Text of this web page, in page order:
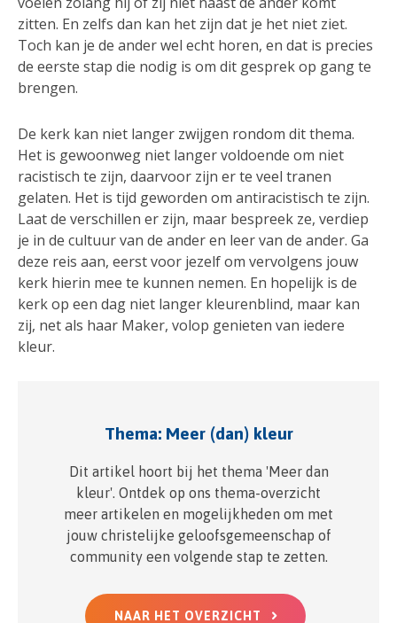
zitten. En zelfs dan kan het zijn dat je het niet ziet.
Toch kan je de ander wel echt horen, en dat is precies
de eerste stap die nodig is om dit gesprek op gang te
brengen.
De kerk kan niet langer zwijgen rondom dit thema.
Het is gewoonweg niet langer voldoende om niet
racistisch te zijn, daarvoor zijn er te veel tranen
gelaten. Het is tijd geworden om antiracistisch te zijn.
Laat de verschillen er zijn, maar bespreek ze, verdiep
je in de cultuur van de ander en leer van de ander. Ga
deze reis aan, eerst voor jezelf om vervolgens jouw
kerk hierin mee te kunnen nemen. En hopelijk is de
kerk op een dag niet langer kleurenblind, maar kan
zij, net als haar Maker, volop genieten van iedere
kleur.
Thema: Meer (dan) kleur
Dit artikel hoort bij het thema 'Meer dan
kleur'. Ontdek op ons thema-overzicht
meer artikelen en mogelijkheden om met
jouw christelijke geloofsgemeenschap of
community een volgende stap te zetten.
NAAR HET OVERZICHT